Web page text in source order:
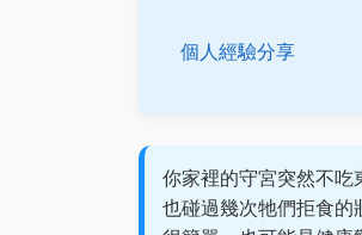
個人經驗分享
你家裡的守宮突然不吃
也碰過幾次牠們拒食的